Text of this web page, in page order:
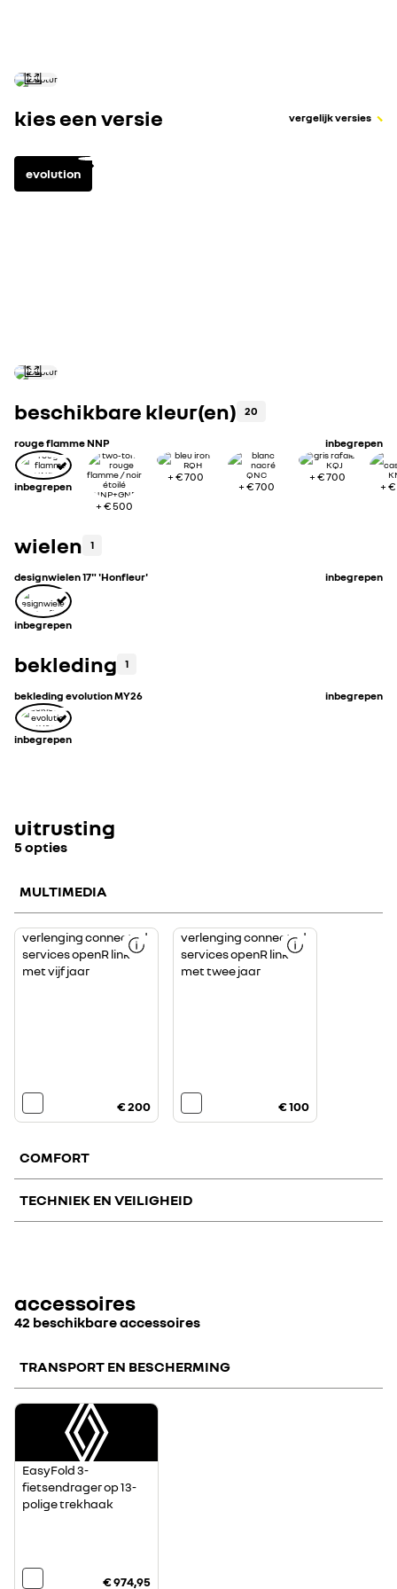
kies een versie vergelijk versies
evolution
beschikbare kleur(en) 20
rouge flamme NNP inbegrepen
inbegrepen
+€ 500
+€ 700
+€ 700
+€ 700
+€
wielen 1
designwielen 17" 'Honfleur' inbegrepen
inbegrepen
bekleding 1
bekleding evolution MY26 inbegrepen
inbegrepen
uitrusting
5 opties
MULTIMEDIA
verlenging connected
services openR link
met vijf jaar
€ 200
verlenging connected
services openR link
met twee jaar
€ 100
COMFORT
pack
navigation
pack navigation &
comfort
€ 1.000
TECHNIEK EN VEILIGHEID
optiecode
accessoires
42 beschikbare accessoires
TRANSPORT EN BESCHERMING
EasyFold 3-
fietsendrager op 13-
polige trekhaak
€ 974,95